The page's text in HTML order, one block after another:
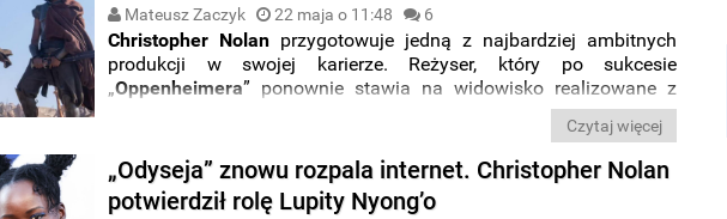
Mateusz Zaczyk 22 maja o 11:48 6
Christopher Nolan przygotowuje jedną z najbardziej ambitnych
produkcji w swojej karierze. Reżyser, który po sukcesie
„Oppenheimera” ponownie stawia na widowisko realizowane z
rozmachem, tym razem sięga po jedno z najważniejszych dzieł
literatury światowej. Wszystko wskazuje na to, że poznaliśmy już
czas trwania filmu „
”.
Czytaj więcej
„Odyseja” znowu rozpala internet. Christopher Nolan
potwierdził rolę Lupity Nyong’o